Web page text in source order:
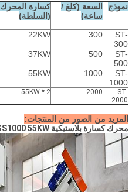
نموذج
السعة (كلغ /
ساعة)
كسارة المحرك
(السلطة)
ST-
300
300
22KW
ST-
500
500
37KW
ST-
1000
1000
55KW
ST-
2000
2000
55KW * 2
المزيد من الصور من المنتجات:
محرك كسارة بلاستيكية GS1000 55KW المحرك.